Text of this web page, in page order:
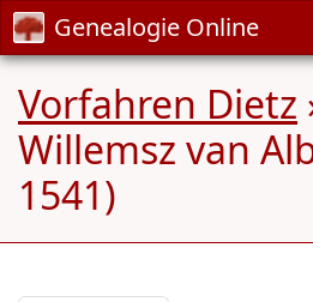
Genealogie Online
Vorfahren Dietz
Willemsz van
1541)